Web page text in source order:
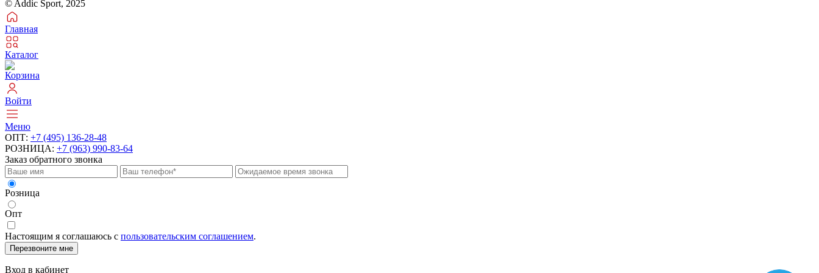
© Addic Sport, 2025
Главная
Каталог
Корзина
Войти
Меню
ОПТ: +7 (495) 136-28-48
РОЗНИЦА: +7 (963) 990-83-64
Заказ обратного звонка
Розница
Опт
Настоящим я соглашаюсь с пользовательским соглашением.
Перезвоните мне
Вход в кабинет